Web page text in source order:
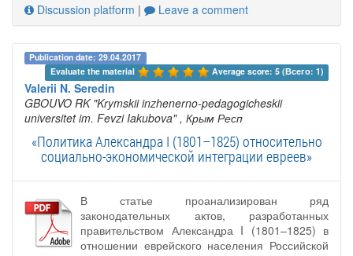
Discussion platform | Leave a comment
Publication date: 29.04.2017
Evaluate the material
Average score: 5 (Всего: 1)
Valerii N. Seredin
GBOUVO RK "Krymskii inzhenerno-pedagogicheskii
universitet im. Fevzi Iakubova" , Крым Респ
«Политика Александра I (1801–1825) относительно
социально-экономической интеграции евреев»
В статье проанализирован ряд
законодательных актов, разработанных
правительством Александра I (1801–1825) в
отношении еврейского населения Российской